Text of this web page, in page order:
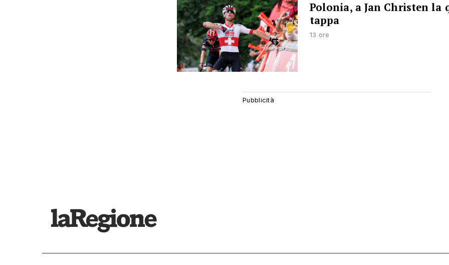
Polonia, a Jan Christen la
tappa
13 ore